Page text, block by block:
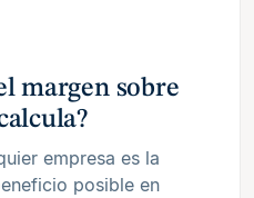
margen sobre
empresa es la
posible en